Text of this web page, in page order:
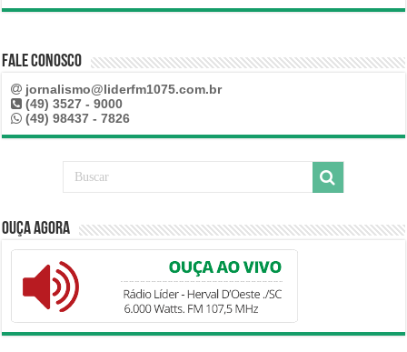
Fale Conosco
jornalismo@liderfm1075.com.br
(49) 3527 - 9000
(49) 98437 - 7826
Ouça Agora